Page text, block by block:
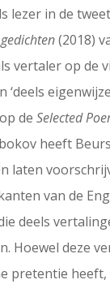
lezer in de
(2018)
vertaler op de
‘deels
de Selected
heeft
laten
van de
deels
Hoewel deze
pretentie